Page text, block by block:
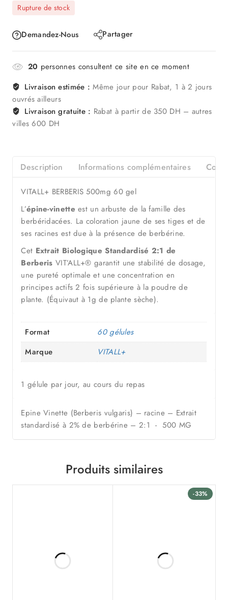
Rupture de stock
Demandez-Nous Partager
20 personnes consultent ce site en ce moment
Livraison estimée : Même jour pour Rabat, 1 à 2 jours
ouvrés ailleurs
Livraison gratuite : Rabat à partir de 350 DH – autres
villes 600 DH
Description Informations complémentaires
VITALL+ BERBERIS 500mg 60 gel
L’épine-vinetteest un arbuste de la famille des
berbéridacées. La coloration jaune de ses tiges et de
ses racines est due à la présence de berbérine.
Cet Extrait Biologique Standardisé 2:1 de
BerberisVIT’ALL+® garantit une stabilité de dosage,
une pureté optimale et une concentration en
principes actifs 2 fois supérieure à la poudre de
plante. (Équivaut à 1g de plante sèche).
Format
60 gélules
Marque
VITALL+
1 gélule par jour, au cours du repas
Epine Vinette (Berberis vulgaris) – racine – Extrait
standardisé à 2% de berbérine – 2:1 - 500 MG
Produits similaires
-33%